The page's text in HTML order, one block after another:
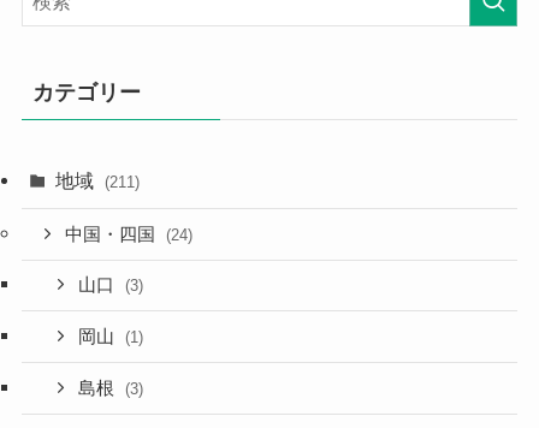
カテゴリー
地域 (211)
中国・四国 (24)
山口 (3)
岡山 (1)
島根 (3)